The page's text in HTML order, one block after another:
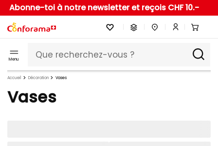
Abonne-toi à notre newsletter et reçois CHF 10.-
Menu
Accueil Décoration Vases
Vases